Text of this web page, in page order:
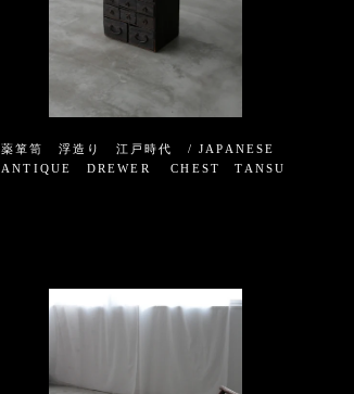
薬箪笥 浮造り 江戸時代 / JAPANESE
ANTIQUE DREWER CHEST TANSU